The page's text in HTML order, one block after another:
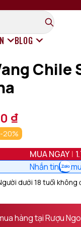
BLOG
Chile
₫
-20%
MUA NGAY
Nhắn tin
dưới 18 tuổi không
hàng tại Rượu